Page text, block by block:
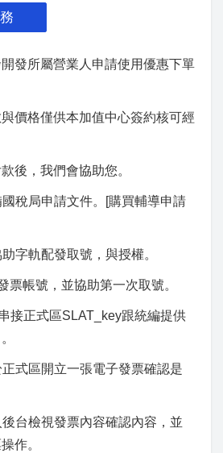
發所屬營業人申請使用優惠下單
價格僅供本加值中心簽約核可經
後，我們會協助您。
稅局申請文件。[購買輔導申請
字軌配發取號，與授權。
票帳號，並協助第一次取號。
接正式區SLAT_key跟統編提供
式區開立一張電子發票確認是
台檢視發票內容確認內容，並
作。